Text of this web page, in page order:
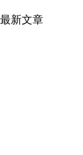
最新文章